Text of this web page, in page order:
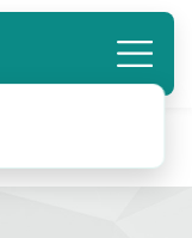
8 800 234-18-38